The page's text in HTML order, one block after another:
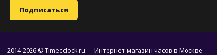
2014-2026 © Timeoclock.ru — Интернет-магазин часов в Москве